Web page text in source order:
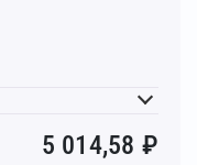
5 014,58 ₽